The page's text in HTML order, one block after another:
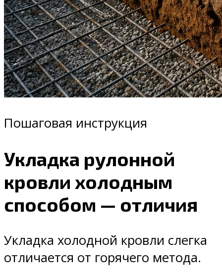
Пошаговая инструкция
Укладка рулонной
кровли холодным
способом — отличия
Укладка холодной кровли слегка
отличается от горячего метода.